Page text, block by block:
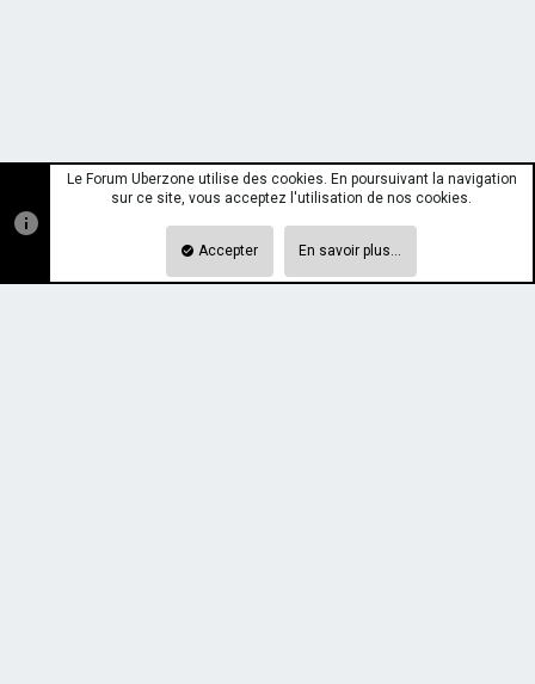
Le Forum Uberzone utilise des cookies. En poursuivant la navigation
sur ce site, vous acceptez l'utilisation de nos cookies.
Accepter En savoir plus…